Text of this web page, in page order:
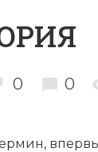
0 0